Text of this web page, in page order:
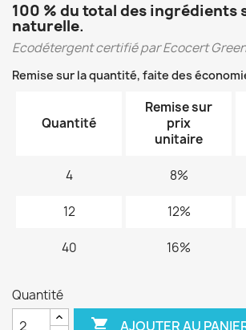
100 % du total des ingrédients
naturelle.
Ecodétergent certifié par Ecocert
Remise sur la quantité, faite des
Quantité
Remise sur
prix
unitaire
4 8%
12 12%
40 16%
Quantité
 AJOUTER AU